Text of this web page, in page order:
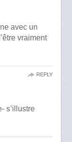
avec un
vraiment
s’illustre
REPLY